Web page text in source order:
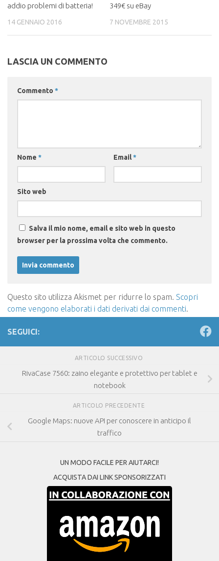
addio problemi di batteria!
14 GENNAIO 2016
349€ su eBay
7 NOVEMBRE 2015
LASCIA UN COMMENTO
Commento *
Nome * Email*
Sito web
Salva il mio nome, email e sito web in questo
browser per la prossima volta che commento.
Questo sito utilizza Akismet per ridurre lo spam. Scopri
come vengono elaborati i dati derivati dai commenti.
SEGUICI:
ARTICOLO SUCCESSIVO
RivaCase 7560: zaino elegante e protettivo per tablet e
notebook
ARTICOLO PRECEDENTE
Google Maps: nuove API per conoscere in anticipo il
traffico
UN MODO FACILE PER AIUTARCI!
ACQUISTA DAI LINK SPONSORIZZATI